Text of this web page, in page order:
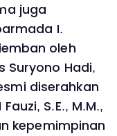
juga
I.
oleh
Suryono Hadi,
diserahkan
S.E., M.M.,
kepemimpinan